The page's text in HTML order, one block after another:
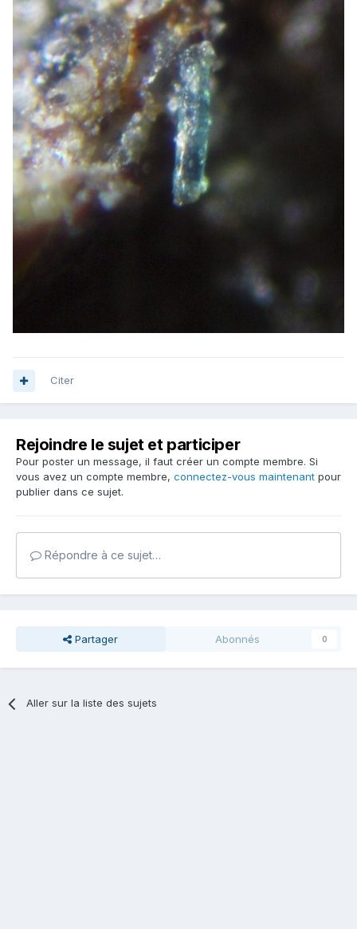
Citer
Rejoindre le sujet et participer
Pour poster un message, il faut créer un compte membre. Si
vous avez un compte membre, connectez-vous maintenant pour
publier dans ce sujet.
Répondre à ce sujet…
Partager Abonnés 0
Aller sur la liste des sujets